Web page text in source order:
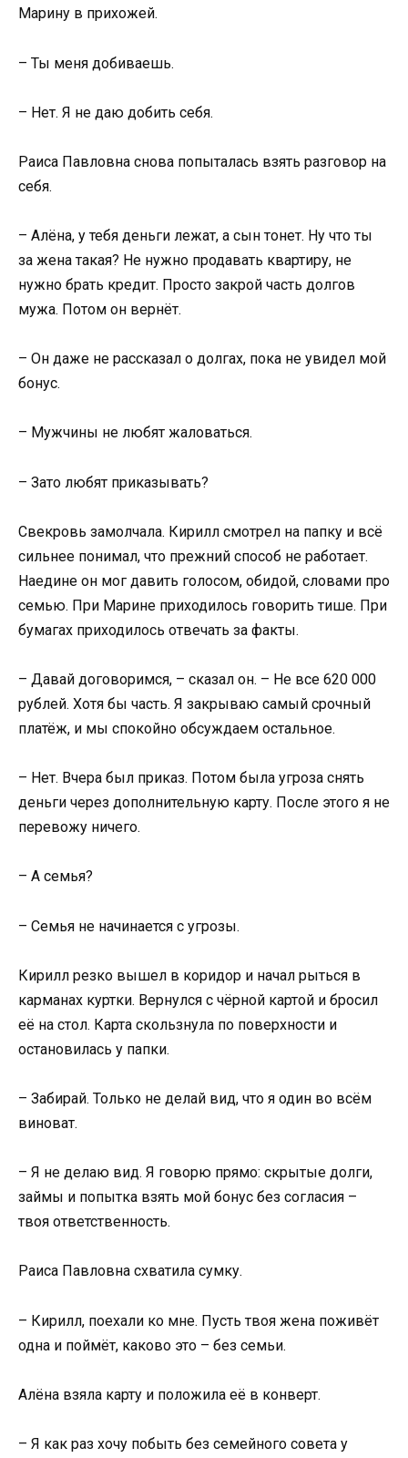
Марину в прихожей.
– Ты меня добиваешь.
– Нет. Я не даю добить себя.
Раиса Павловна снова попыталась взять разговор на
себя.
– Алёна, у тебя деньги лежат, а сын тонет. Ну что ты
за жена такая? Не нужно продавать квартиру, не
нужно брать кредит. Просто закрой часть долгов
мужа. Потом он вернёт.
– Он даже не рассказал о долгах, пока не увидел мой
бонус.
– Мужчины не любят жаловаться.
– Зато любят приказывать?
Свекровь замолчала. Кирилл смотрел на папку и всё
сильнее понимал, что прежний способ не работает.
Наедине он мог давить голосом, обидой, словами про
семью. При Марине приходилось говорить тише. При
бумагах приходилось отвечать за факты.
– Давай договоримся, – сказал он. – Не все 620 000
рублей. Хотя бы часть. Я закрываю самый срочный
платёж, и мы спокойно обсуждаем остальное.
– Нет. Вчера был приказ. Потом была угроза снять
деньги через дополнительную карту. После этого я не
перевожу ничего.
– А семья?
– Семья не начинается с угрозы.
Кирилл резко вышел в коридор и начал рыться в
карманах куртки. Вернулся с чёрной картой и бросил
её на стол. Карта скользнула по поверхности и
остановилась у папки.
– Забирай. Только не делай вид, что я один во всём
виноват.
– Я не делаю вид. Я говорю прямо: скрытые долги,
займы и попытка взять мой бонус без согласия –
твоя ответственность.
Раиса Павловна схватила сумку.
– Кирилл, поехали ко мне. Пусть твоя жена поживёт
одна и поймёт, каково это – без семьи.
Алёна взяла карту и положила её в конверт.
– Я как раз хочу побыть без семейного совета у